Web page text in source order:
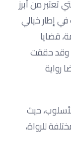
تعتبر من أبرز
إطار خيالي
قضايا
وقد حققت
رواية
حيث
للرواة،